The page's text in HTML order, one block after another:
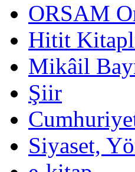
ORSAM
Hitit
Mikâil
Şiir
Siyaset,